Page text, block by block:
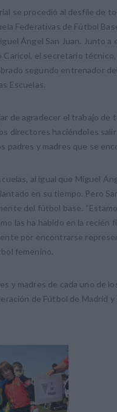
se procedió al desfile de
Federativas de Fútbol
Ángel San Juan. Junto
el secretario
segundo entrenador
Escuelas.
de agradecer el trabajo
directores haciéndoles
padres y madres que se
al igual que Miguel
en su tiempo. Pero
del fútbol base.
las ha habido en la recién
por encontrarse
femenino.
y madres de cada uno de
de Fútbol de Madrid